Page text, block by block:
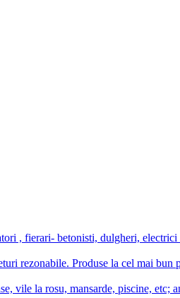
, fierari- betonisti, dulgheri, electrici
rezonabile. Produse la cel mai bun
vile la rosu, mansarde, piscine, etc;